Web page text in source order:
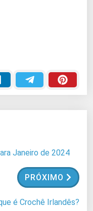
Janeiro de 2024
PRÓXIMO
é Crochê Irlandês?